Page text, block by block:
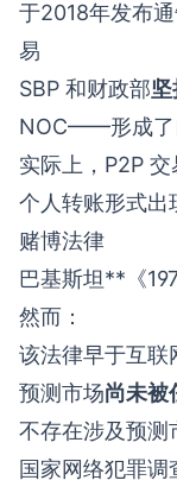
于2018年发布
易
SBP 和财政部
NOC——形成了
实际上，P2P
个人转账形式出
赌博法律
巴基斯坦**《
然而：
该法律早于互联
预测市场尚未被
不存在涉及预测
国家网络犯罪调